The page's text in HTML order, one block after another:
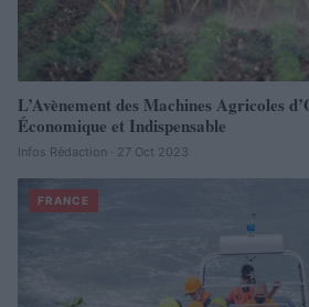
L’Avènement des Machines Agricoles
Économique et Indispensable
Infos Rédaction · 27 Oct 2023
FRANCE